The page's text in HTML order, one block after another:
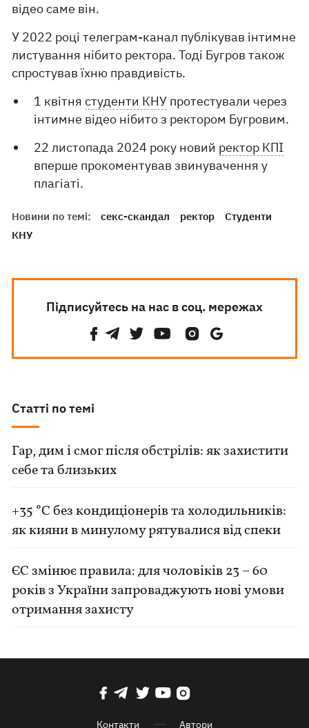
відео саме він.
У 2022 році телеграм-канал публікував інтимне
листування нібито ректора. Тоді Бугров також
спростував їхню правдивість.
1 квітнястуденти КНУ протестували через
інтимне відео нібито з ректором Бугровим.
22 листопада 2024 року новий ректор КПІ
вперше прокоментував звинувачення у
плагіаті.
Новини по темі: секс-скандал ректор
Студенти
КНУ
Підписуйтесь на нас в соц. мережах
Статті по темі
Гар, дим і смог після обстрілів: як захистити
себе та близьких
+35 °C без кондиціонерів та холодильників:
як кияни в минулому рятувалися від спеки
ЄС змінює правила: для чоловіків 23 – 60
років з України запроваджують нові умови
отримання захисту
Контакти Автори